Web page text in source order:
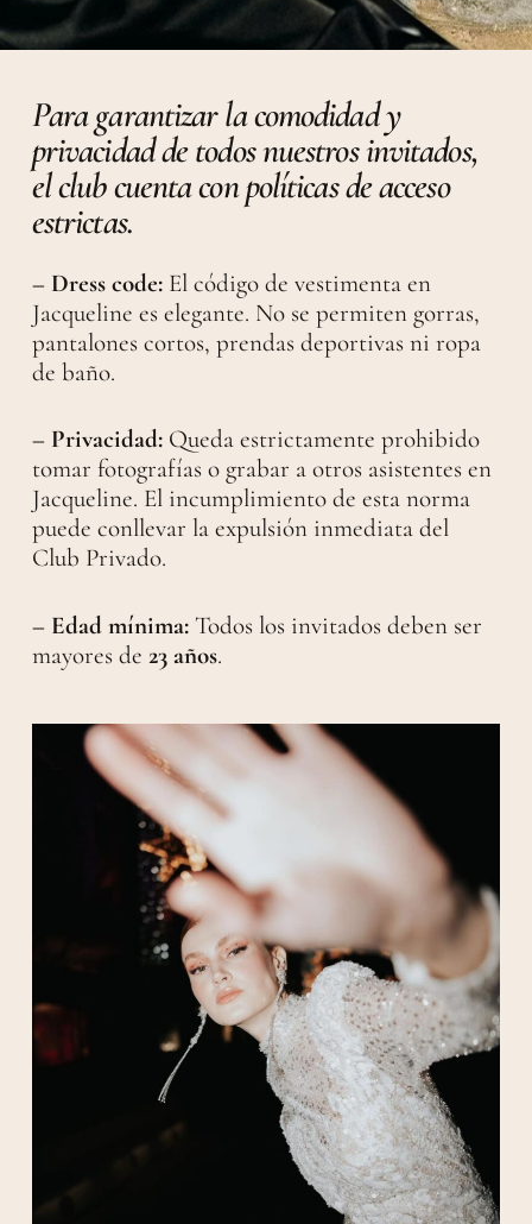
Para garantizar la comodidad y
privacidad de todos nuestros invitados,
el club cuenta con políticas de acceso
estrictas.
– Dress code:El código de vestimenta en
Jacqueline es elegante. No se permiten gorras,
pantalones cortos, prendas deportivas ni ropa
de baño.
– Privacidad:Queda estrictamente prohibido
tomar fotografías o grabar a otros asistentes en
Jacqueline. El incumplimiento de esta norma
puede conllevar la expulsión inmediata del
Club Privado.
– Edad mínima:Todos los invitados deben ser
mayores de 23 años.